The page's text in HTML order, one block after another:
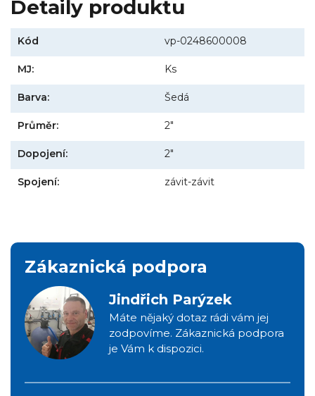
Detaily produktu
Kód vp-0248600008
MJ: Ks
Barva: Šedá
Průměr: 2"
Dopojení: 2"
Spojení: závit-závit
Zákaznická podpora
Jindřich Parýzek
Máte nějaký dotaz rádi vám jej
zodpovíme. Zákaznická podpora
je Vám k dispozici.